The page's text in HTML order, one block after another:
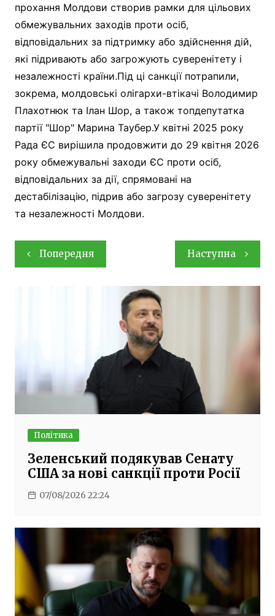
прохання Молдови створив рамки для цільових
обмежувальних заходів проти осіб,
відповідальних за підтримку або здійснення дій,
які підривають або загрожують суверенітету і
незалежності країни.Під ці санкції потрапили,
зокрема, молдовські олігархи-втікачі Володимир
Плахотнюк та Ілан Шор, а також топдепутатка
партії "Шор" Марина Таубер.У квітні 2025 року
Рада ЄС вирішила продовжити до 29 квітня 2026
року обмежувальні заходи ЄС проти осіб,
відповідальних за дії, спрямовані на
дестабілізацію, підрив або загрозу суверенітету
та незалежності Молдови.
Навігація
записів
Попередня Наступна
Політика
Зеленський подякував Сенату
США за нові санкції проти Росії
07/08/2026 22:24